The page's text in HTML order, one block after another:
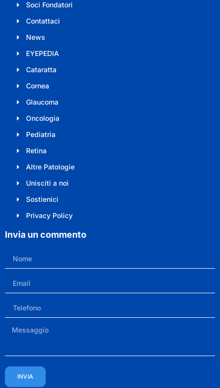
Soci Fondatori
Contattaci
News
EYEPEDIA
Cataratta
Cornea
Glaucoma
Oncologia
Pediatria
Retina
Altre Patologie
Unisciti a noi
Sostienici
Privacy Policy
Invia un commento
INVIA